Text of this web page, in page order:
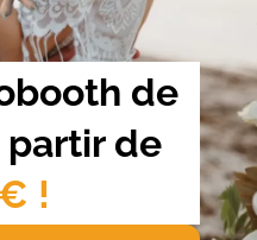
de
partir de
!